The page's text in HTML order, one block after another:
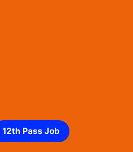
12th Pass Job